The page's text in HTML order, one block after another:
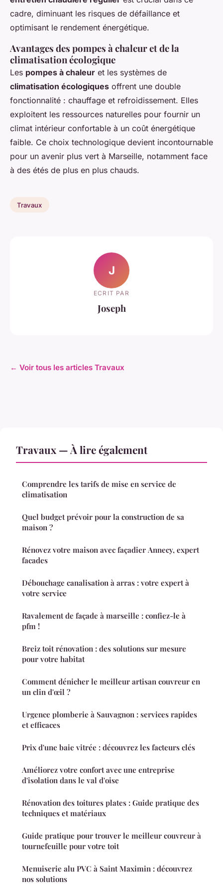
cadre, diminuant les risques de défaillance et
optimisant le rendement énergétique.
Avantages des pompes à chaleur et de la
climatisation écologique
Les pompes à chaleur et les systèmes de
climatisation écologiques offrent une double
fonctionnalité : chauffage et refroidissement. Elles
exploitent les ressources naturelles pour fournir un
climat intérieur confortable à un coût énergétique
faible. Ce choix technologique devient incontournable
pour un avenir plus vert à Marseille, notamment face
à des étés de plus en plus chauds.
Travaux
J
ECRIT PAR
Joseph
← Voir tous les articles Travaux
Travaux — À lire également
Comprendre les tarifs de mise en service de
climatisation
Quel budget prévoir pour la construction de sa
maison ?
Rénovez votre maison avec façadier Annecy, expert
facades
Débouchage canalisation à arras : votre expert à
votre service
Ravalement de façade à marseille : confiez-le à
pfm !
Breiz toit rénovation : des solutions sur mesure
pour votre habitat
Comment dénicher le meilleur artisan couvreur en
un clin d'œil ?
Urgence plomberie à Sauvagnon : services rapides
et efficaces
Prix d'une baie vitrée : découvrez les facteurs clés
Améliorez votre confort avec une entreprise
d'isolation dans le val d'oise
Rénovation des toitures plates : Guide pratique des
techniques et matériaux
Guide pratique pour trouver le meilleur couvreur à
tournefeuille pour votre toit
Menuiserie alu PVC à Saint Maximin : découvrez
nos solutions